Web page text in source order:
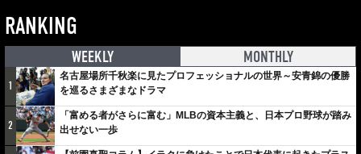
RANKING
WEEKLY MONTHLY
1
名古屋場所千秋楽に見たプロフェッショナルの世界～安青錦の優勝
を巡るさまざまなドラマ
2
「富める者がさらに富む」MLBの資本主義と、日本プロ野球が踏み
出せない一歩